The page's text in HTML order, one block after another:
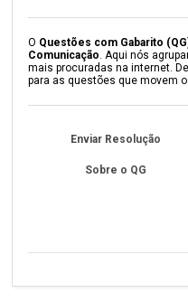
O Questões com Gabarito
Comunicação . Aqui nós
mais procuradas na internet.
para as questões que movem
Enviar Resolução
Sobre o QG